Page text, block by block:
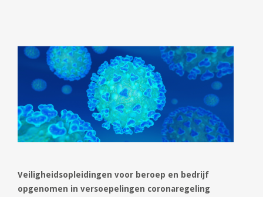
Veiligheidsopleidingen voor beroep en bedrijf
opgenomen in versoepelingen coronaregeling